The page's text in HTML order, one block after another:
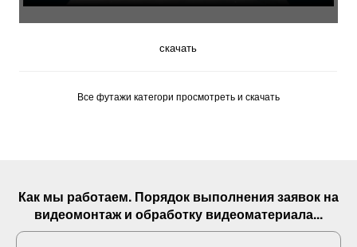
скачать
Все футажи категори просмотреть и скачать
Как мы работаем. Порядок выполнениязаявок на
видеомонтаж и обработку видеоматериала...